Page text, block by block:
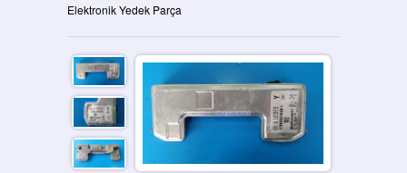
ELEKTRONIK YEDEK PARÇA
İLETIŞIM
Elektronik Yedek Parça